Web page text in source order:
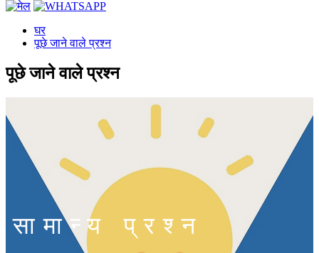
घर
पूछे जाने वाले प्रश्न
पूछे जाने वाले प्रश्न
सामान्य प्रश्न